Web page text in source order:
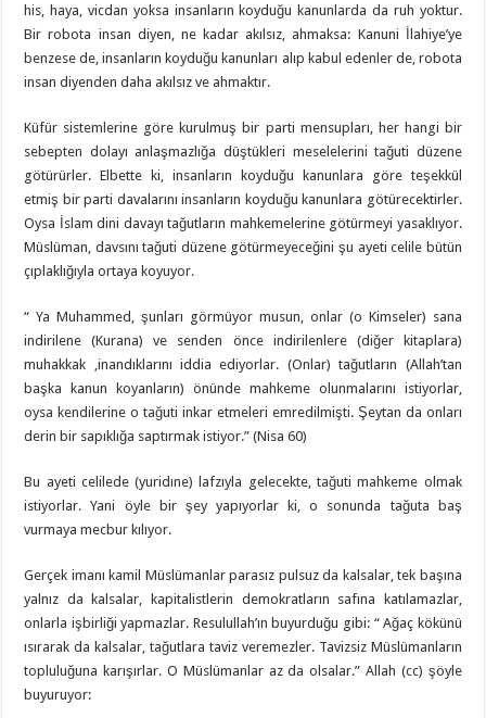
his, haya, vicdan yoksa insanların koyduğu kanunlarda da ruh yoktur.
Bir robota insan diyen, ne kadar akılsız, ahmaksa: Kanuni İlahiye’ye
benzese de, insanların koyduğu kanunları alıp kabul edenler de, robota
insan diyenden daha akılsız ve ahmaktır.
Küfür sistemlerine göre kurulmuş bir parti mensupları, her hangi bir
sebepten dolayı anlaşmazlığa düştükleri meselelerini tağuti düzene
götürürler. Elbette ki, insanların koyduğu kanunlara göre teşekkül
etmiş bir parti davalarını insanların koyduğu kanunlara götürecektirler.
Oysa İslam dini davayı tağutların mahkemelerine götürmeyi yasaklıyor.
Müslüman, davsını tağuti düzene götürmeyeceğini şu ayeti celile bütün
çıplaklığıyla ortaya koyuyor.
“ Ya Muhammed, şunları görmüyor musun, onlar (o Kimseler) sana
indirilene (Kurana) ve senden önce indirilenlere (diğer kitaplara)
muhakkak ,inandıklarını iddia ediyorlar. (Onlar) tağutların (Allah’tan
başka kanun koyanların) önünde mahkeme olunmalarını istiyorlar,
oysa kendilerine o tağuti inkar etmeleri emredilmişti. Şeytan da onları
derin bir sapıklığa saptırmak istiyor.” (Nisa 60)
Bu ayeti celilede (yuridıne) lafzıyla gelecekte, tağuti mahkeme olmak
istiyorlar. Yani öyle bir şey yapıyorlar ki, o sonunda tağuta baş
vurmaya mecbur kılıyor.
Gerçek imanı kamil Müslümanlar parasız pulsuz da kalsalar, tek başına
yalnız da kalsalar, kapitalistlerin demokratların safına katılamazlar,
onlarla işbirliği yapmazlar. Resulullah’ın buyurduğu gibi: “ Ağaç kökünü
ısırarak da kalsalar, tağutlara taviz veremezler. Tavizsiz Müslümanların
topluluğuna karışırlar. O Müslümanlar az da olsalar.” Allah (cc) şöyle
buyuruyor: